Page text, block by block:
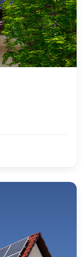
mesmo
grid só é
nos